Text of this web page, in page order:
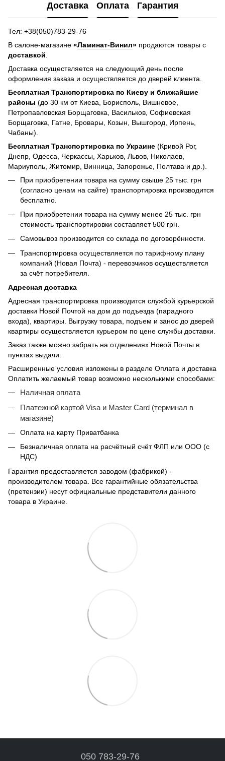
Доставка Оплата Гарантия
Тел: +38(050)783-29-76
В салоне-магазине «Ламинат-Винил» продаются товары с
доставкой
Доставка осуществляется на следующий день после
оформления заказа и осуществляется до дверей клиента.
Бесплатная Транспортировка по Киеву и ближайшие
районы (до 30 км от Киева, Борисполь, Вишневое,
Петропавловская Борщаговка, Васильков, Софиевская
Борщаговка, Гатне, Бровары, Козын, Вышгород, Ирпень,
Чабаны).
Бесплатная Транспортировка по Украине (Кривой Рог,
Днепр, Одесса, Черкассы, Харьков, Львов, Николаев,
Мариуполь, Житомир, Винница, Запорожье, Полтава и др.).
При приобретении товара на сумму свыше 25 тыс. грн
(согласно ценам на сайте) транспортировка производится
бесплатно.
При приобретении товара на сумму менее 25 тыс. грн
стоимость транспортировки составляет 500 грн.
Самовывоз производится со склада по договорённости.
Транспортировка осуществляется по тарифному плану
компаний (Новая Почта) - перевозчиков осуществляется
за счёт потребителя.
Адресная доставка
Адресная транспортировка производится службой курьерской
доставки Новой Почтой на дом до подъезда (парадного
входа), квартиры. Выгрузку товара, подъем и занос до дверей
квартиры осуществляется курьером по цене службы доставки.
Заказ также можно забрать на отделениях Новой Почты в
пунктах выдачи.
Расширенные условия изложены в разделе Оплата и доставка
Оплатить желаемый товар возможно несколькими способами:
Наличная оплата
Платежной картой Visa и Master Card (терминал в
магазине)
Оплата на карту Приватбанка
Безналичная оплата на расчётный счёт ФЛП или ООО (с
НДС)
Гарантия предоставляется заводом (фабрикой) -
производителем товара. Все гарантийные обязательства
(претензии) несут официальные представители данного
товара в Украине.
050 783-29-76